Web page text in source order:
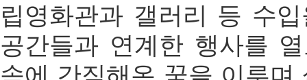
립영화관과 갤러리 등 수
공간들과 연계한 행사를